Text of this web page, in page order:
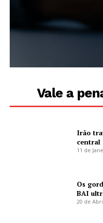
Vale a
Irão
central
11 de
Os
BAI
20 de